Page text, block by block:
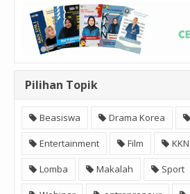
Pilihan Topik
Beasiswa Drama Korea
Entertainment Film KKN
Lomba Makalah Sport